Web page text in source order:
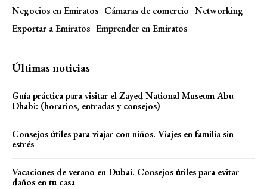
Negocios en Emiratos Cámaras de comercio Networking
Exportar a Emiratos Emprender en Emiratos
Últimas noticias
Guía práctica para visitar el Zayed National Museum Abu
Dhabi: (horarios, entradas y consejos)
Consejos útiles para viajar con niños. Viajes en familia sin
estrés
Vacaciones de verano en Dubai. Consejos útiles para evitar
daños en tu casa